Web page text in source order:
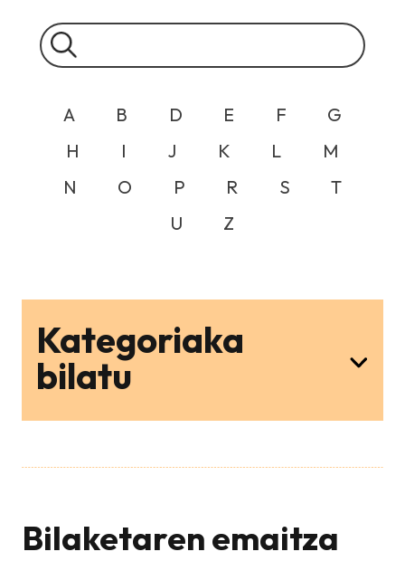
A B D E F
G
H
I J K L
M
N
O P R S
T
U
Z
Kategoriaka
bilatu
Bilaketaren emaitza